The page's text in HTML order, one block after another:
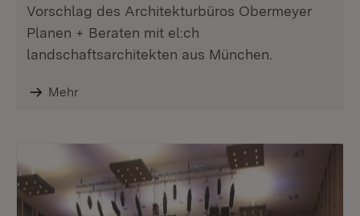
Vorschlag des Architekturbüros Obermeyer
Planen + Beraten mit el:ch
landschaftsarchitekten aus München.
Mehr